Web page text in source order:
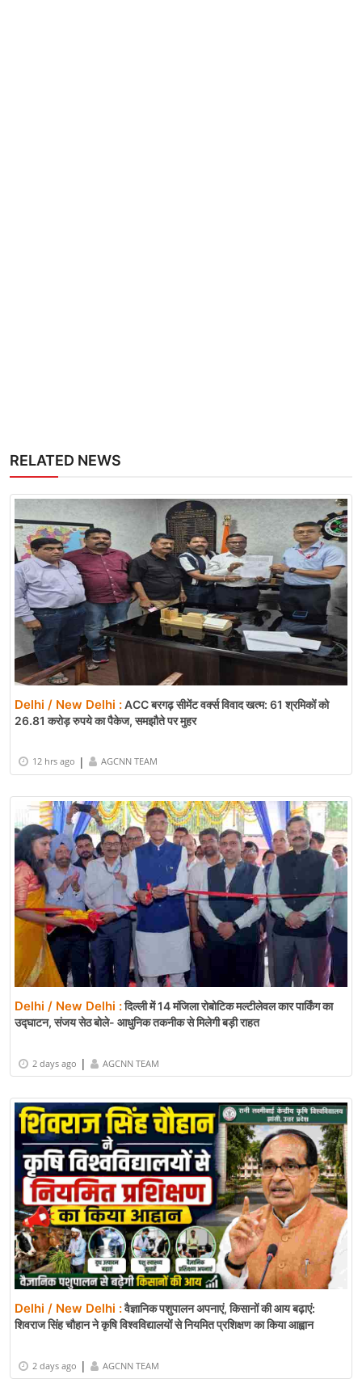
RELATED NEWS
Delhi / New Delhi :ACC बरगढ़ सीमेंट वर्क्स विवाद खत्म: 61 श्रमिकों को
26.81 करोड़ रुपये का पैकेज, समझौते पर मुहर
12 hrs ago | AGCNN TEAM
Delhi / New Delhi :दिल्ली में 14 मंजिला रोबोटिक मल्टीलेवल कार पार्किंग का
उद्घाटन, संजय सेठ बोले- आधुनिक तकनीक से मिलेगी बड़ी राहत
2 days ago | AGCNN TEAM
Delhi / New Delhi :वैज्ञानिक पशुपालन अपनाएं, किसानों की आय बढ़ाएं:
शिवराज सिंह चौहान ने कृषि विश्वविद्यालयों से नियमित प्रशिक्षण का किया आह्वान
2 days ago | AGCNN TEAM